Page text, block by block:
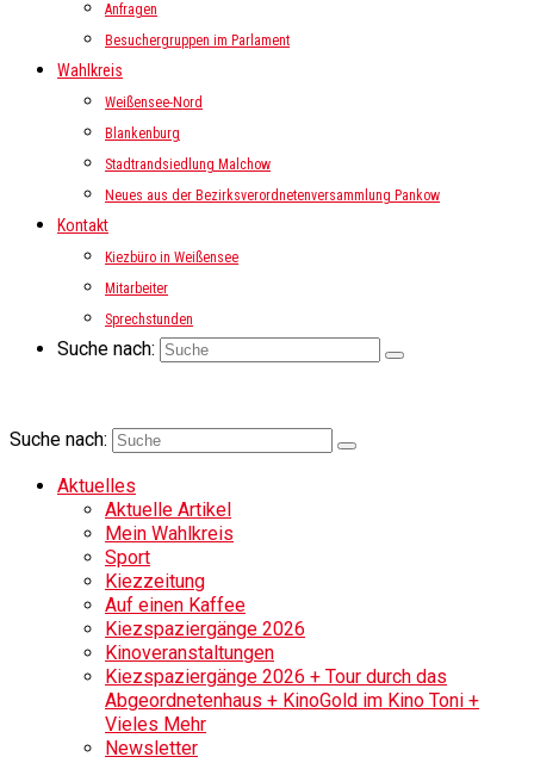
Anfragen
Besuchergruppen im Parlament
Wahlkreis
Weißensee-Nord
Blankenburg
Stadtrandsiedlung Malchow
Neues aus der Bezirksverordnetenversammlung Pankow
Kontakt
Kiezbüro in Weißensee
Mitarbeiter
Sprechstunden
Suche nach:
Suche nach:
Aktuelles
Aktuelle Artikel
Mein Wahlkreis
Sport
Kiezzeitung
Auf einen Kaffee
Kiezspaziergänge 2026
Kinoveranstaltungen
Kiezspaziergänge 2026 + Tour durch das
Abgeordnetenhaus + KinoGold im Kino Toni +
Vieles Mehr
Newsletter